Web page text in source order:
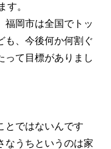
す。
岡市は全国でトッ
も、今後何か何割ぐ
って目標がありまし
とではないんです
なうちというのは家